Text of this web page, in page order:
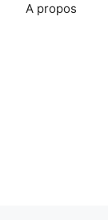
A propos